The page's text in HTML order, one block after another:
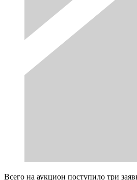
Всего на аукцион поступило три